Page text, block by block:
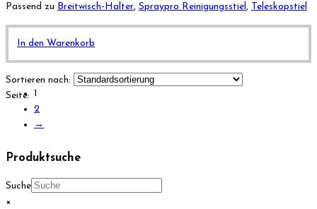
Passend zu Breitwisch-Halter, Spraypro Reinigungsstiel, Teleskopstiel
In den Warenkorb
Sortieren nach:
Seite: 1
2
→
Produktsuche
Suche
×